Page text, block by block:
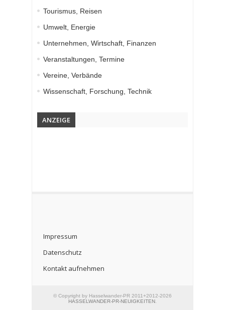
Tourismus, Reisen
Umwelt, Energie
Unternehmen, Wirtschaft, Finanzen
Veranstaltungen, Termine
Vereine, Verbände
Wissenschaft, Forschung, Technik
ANZEIGE
Impressum
Datenschutz
Kontakt aufnehmen
© Copyright by Hasselwander-PR 2011+2012-2026
HASSELWANDER-PR-NEUIGKEITEN.